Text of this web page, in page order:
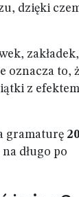
dzięki
zakładek,
oznacza to,
z efektem
gramaturę
długo po